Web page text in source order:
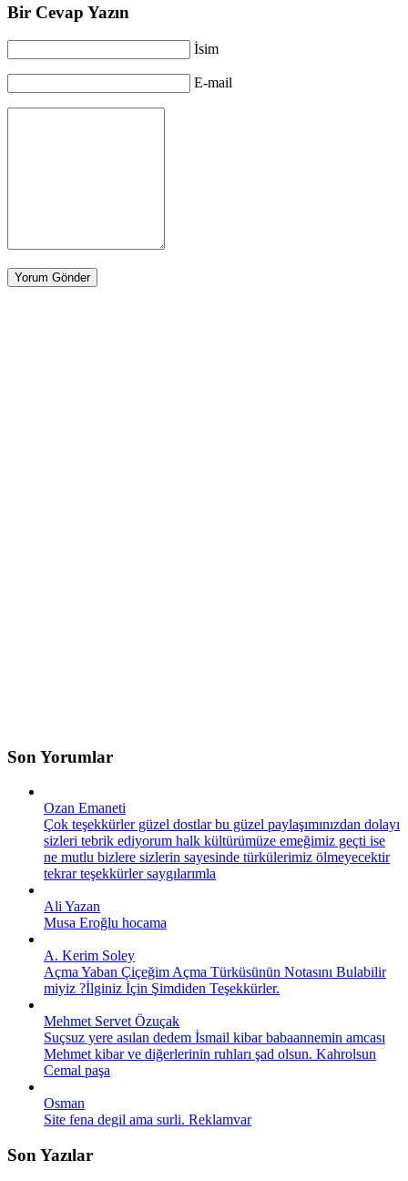
Bir Cevap Yazın
İsim
E-mail
Son Yorumlar
Ozan Emaneti
Çok teşekkürler güzel dostlar bu güzel paylaşımınızdan dolayı
sizleri tebrik ediyorum halk kültürümüze emeğimiz geçti ise
ne mutlu bizlere sizlerin sayesinde türkülerimiz ölmeyecektir
tekrar teşekkürler saygılarımla
Ali Yazan
Musa Eroğlu hocama
A. Kerim Soley
Açma Yaban Çiçeğim Açma Türküsünün Notasını Bulabilir
miyiz ?İlginiz İçin Şimdiden Teşekkürler.
Mehmet Servet Özuçak
Suçsuz yere asılan dedem İsmail kibar babaannemin amcası
Mehmet kibar ve diğerlerinin ruhları şad olsun. Kahrolsun
Cemal paşa
Osman
Site fena degil ama surli. Reklamvar
Son Yazılar